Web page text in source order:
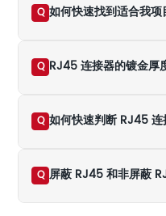
Q 如何快速找到适合我项
Q RJ45 连接器的镀金厚
Q 如何快速判断 RJ45 连
Q 屏蔽 RJ45 和非屏蔽